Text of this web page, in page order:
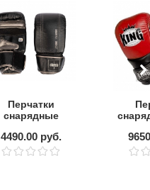
Перчатки
снарядные
Prime 2.0
4490.00 руб.